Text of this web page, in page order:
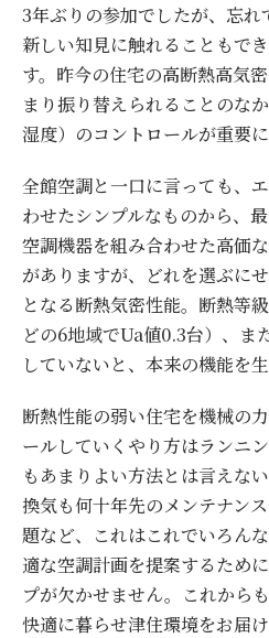
3年ぶりの参加でしたが、忘
新しい知見に触れることもで
す。昨今の住宅の高断熱高気
まり振り替えられることのな
湿度）のコントロールが重要に
全館空調と一口に言っても、
わせたシンプルなものから、
空調機器を組み合わせた高価
がありますが、どれを選ぶに
となる断熱気密性能。断熱等
どの6地域でUa値0.3台）、ま
していないと、本来の機能を
断熱性能の弱い住宅を機械の
ールしていくやり方はランニ
もあまりよい方法とは言えな
換気も何十年先のメンテナン
題など、これはこれでいろん
適な空調計画を提案するため
プが欠かせません。これから
快適に暮らせ津住環境をお届け